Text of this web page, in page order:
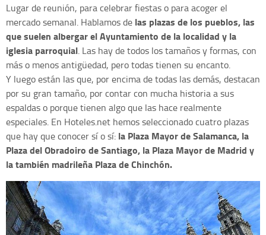
Lugar de reunión, para celebrar fiestas o para acoger el
mercado semanal. Hablamos de las plazas de los pueblos, las
que suelen albergar el Ayuntamiento de la localidad y la
iglesia parroquial. Las hay de todos los tamaños y formas, con
más o menos antigüedad, pero todas tienen su encanto.
Y luego están las que, por encima de todas las demás, destacan
por su gran tamaño, por contar con mucha historia a sus
espaldas o porque tienen algo que las hace realmente
especiales. En Hoteles.net hemos seleccionado cuatro plazas
que hay que conocer sí o sí: la Plaza Mayor de Salamanca, la
Plaza del Obradoiro de Santiago, la Plaza Mayor de Madrid y
la también madrileña Plaza de Chinchón.